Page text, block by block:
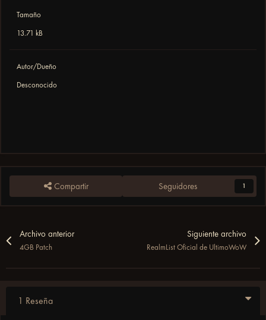
Tamaño
13.71 kB
Autor/Dueño
Desconocido
Compartir Seguidores 1
Archivo anterior
4GB Patch
Siguiente archivo
RealmList Oficial de UltimoWoW
1 Reseña